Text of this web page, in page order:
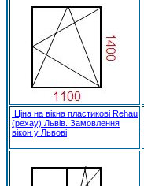
Ціна на вікна пластикові Rehau
(рехау) Львів. Замовлення
вікон у Львові